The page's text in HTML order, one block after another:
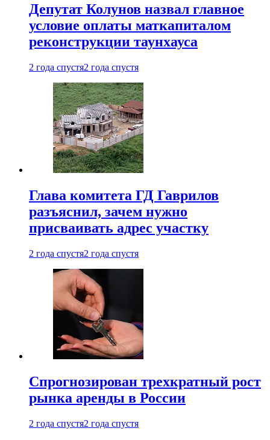
Депутат Колунов назвал главное
условие оплаты маткапиталом
реконструкции таунхауса
2 года спустя2 года спустя
Глава комитета ГД Гаврилов
разъяснил, зачем нужно
присваивать адрес участку
2 года спустя2 года спустя
Спрогнозирован трехкратный рост
рынка аренды в России
2 года спустя2 года спустя